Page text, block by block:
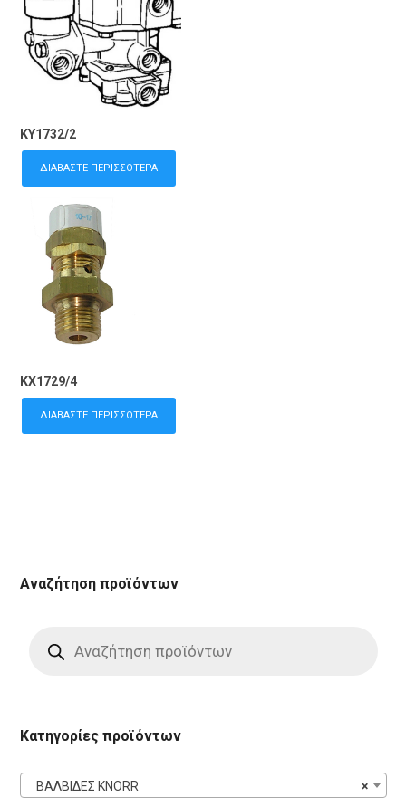
KY1732/2
ΔΙΑΒΆΣΤΕ ΠΕΡΙΣΣΌΤΕΡΑ
KX1729/4
ΔΙΑΒΆΣΤΕ ΠΕΡΙΣΣΌΤΕΡΑ
Αναζήτηση προϊόντων
search
Κατηγορίες προϊόντων
×
ΒΑΛΒΙΔΕΣ KNORR